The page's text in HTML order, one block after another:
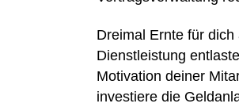
Dreimal Ernte für
Dienstleistung
Motivation deiner
investiere die